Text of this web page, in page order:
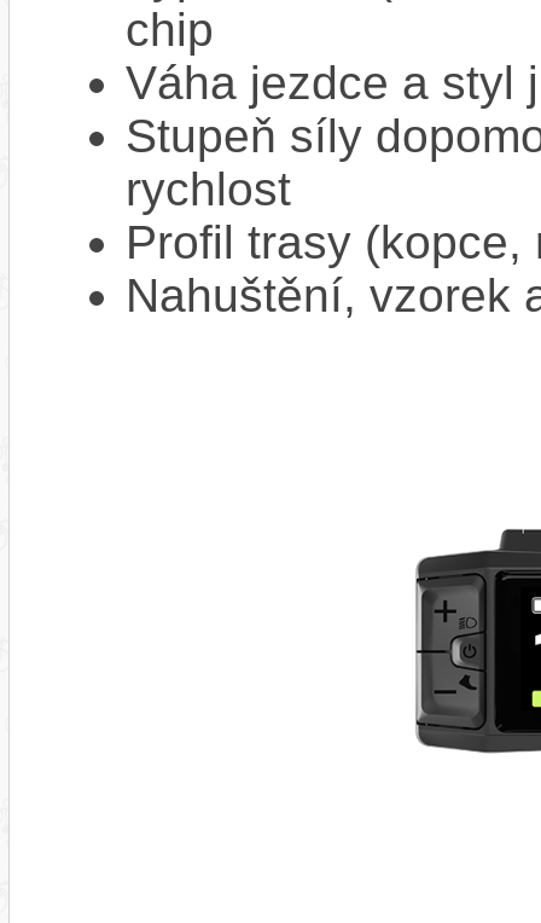
chip
Váha jezdce a styl
Stupeň síly
rychlost
Profil trasy
Nahuštění, vzorek